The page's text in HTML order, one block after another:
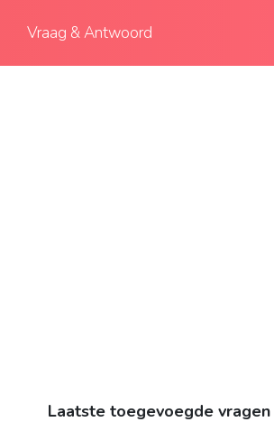
Vraag & Antwoord
Laatste toegevoegde vragen